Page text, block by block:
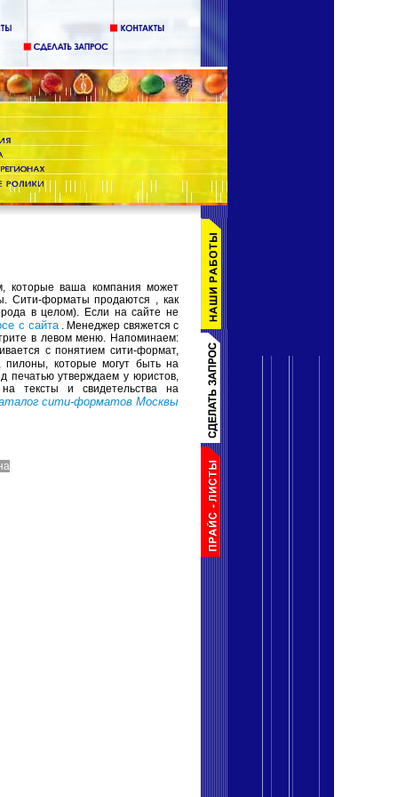
которые ваша компания может
Сити-форматы продаются , как
в целом). Если на сайте не
с сайта. Менеджер свяжется с
в левом меню. Напоминаем:
с понятием сити-формат,
пилоны, которые могут быть на
печатью утверждаем у юристов,
тексты и свидетельства на
сити-форматов Москвы